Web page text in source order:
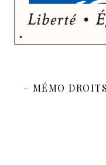
– MÉMO